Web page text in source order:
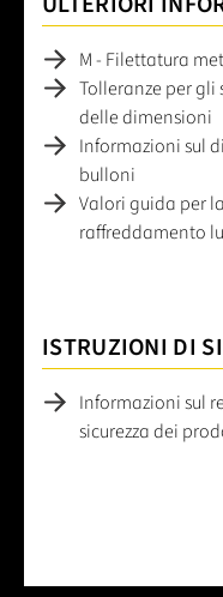
M - Filettatura
Tolleranze per
delle dimensioni
Informazioni sul
bulloni
Valori guida per
raffreddamento
ISTRUZIONI DI
Informazioni sul
sicurezza dei